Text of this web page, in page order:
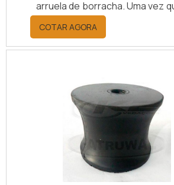
arruela de borracha. Uma vez
o diâmetro interno de onde
utilizada a arruela for maior ou
do que o previsto,
vazamentos.
FUNDAMENTAIS
PRODUTOOutro cuidado
que o fabricante que utilizará
de borracha deve
prazo de validade para a
que depois de muito tempo .
COTAR AGORA